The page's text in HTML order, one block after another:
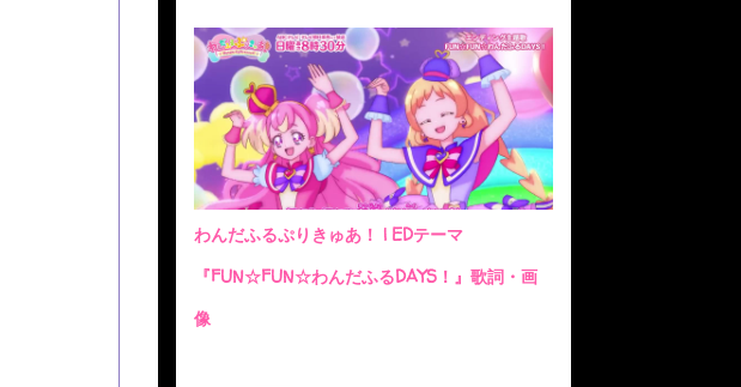
わんだふるぷりきゅあ！ | EDテーマ
『FUN☆FUN☆わんだふるDAYS！』歌詞・画
像